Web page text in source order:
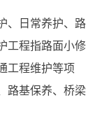
、日常养护、路
工程指路面小修
工程维护等项
路基保养、桥梁